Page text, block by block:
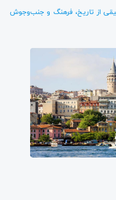
از تاریخ، فرهنگ و جنب‌وجوش